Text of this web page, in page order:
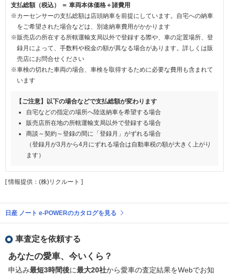
支払総額（税込） ＝ 車両本体価格＋諸費用
※カーセンサーの支払総額は店頭納車を前提にしています。自宅への納車
をご希望された場合などは、別途納車費用がかかります
※販売店の所在する所轄運輸支局以外で登録する際や、車の定置場所、登
録月によって、手数料や税金の額が異なる場合があります。詳しくは販
売店にお問合せください
※車検の切れた車両の場合、車検を取得するために必要な費用も含まれて
います
【ご注意】以下の場合などで支払総額が変わります
自宅などの指定の場所へ陸送納車を希望する場合
販売店所在地の所轄運輸支局以外で登録する場合
商談～契約～登録の間に「登録月」がずれる場合
（登録月が3月から4月にずれる場合は自動車税の額が大きく上がり
ます）
[ 情報提供：(株)リクルート ]
日産 ノート e-POWERのカタログを見る
車査定を依頼する
あなたの愛車、今いくら？
申込み最短3時間後に最大20社から愛車の査定結果をWebでお知